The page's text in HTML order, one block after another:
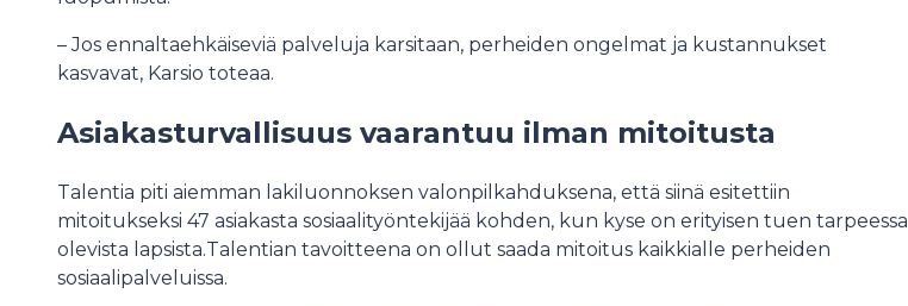
– Jos ennaltaehkäiseviä palveluja karsitaan, perheiden ongelmat ja kustannukset
kasvavat, Karsio toteaa.
Asiakasturvallisuus vaarantuu ilman mitoitusta
Talentia piti aiemman lakiluonnoksen valonpilkahduksena, että siinä esitettiin
mitoitukseksi 47 asiakasta sosiaalityöntekijää kohden, kun kyse on erityisen tuen tarpeessa
olevista lapsista.Talentian tavoitteena on ollut saada mitoitus kaikkialle perheiden
sosiaalipalveluissa.